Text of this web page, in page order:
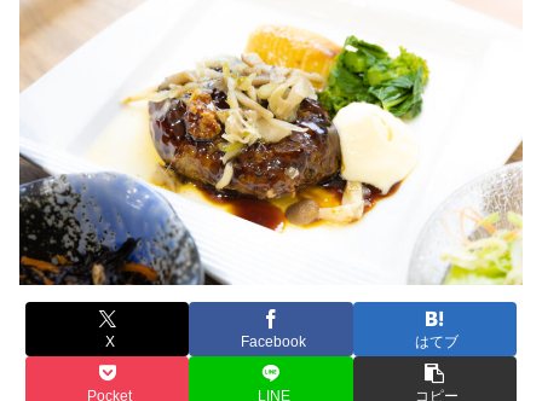
X Facebook はてブ
Pocket LINE コピー